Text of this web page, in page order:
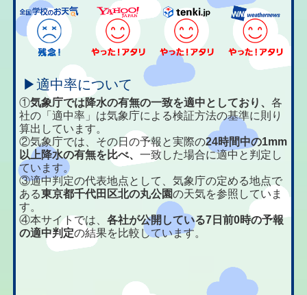
▶適中率について
①気象庁では降水の有無の一致を適中としており、各
社の「適中率」は気象庁による検証方法の基準に則り
算出しています。
②気象庁では、その日の予報と実際の24時間中の1mm
以上降水の有無を比べ、一致した場合に適中と判定し
ています。
③適中判定の代表地点として、気象庁の定める地点で
ある東京都千代田区北の丸公園の天気を参照していま
す。
④本サイトでは、各社が公開している7日前0時の予報
の適中判定の結果を比較しています。